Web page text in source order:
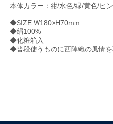
本体カラー：紺/水色/緑/黄色/ピ
◆SIZE:W180×H70mm
◆絹100%
◆化粧箱入
◆普段使うものに西陣織の風情を